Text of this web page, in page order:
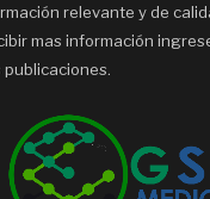
relevante y de
mas información